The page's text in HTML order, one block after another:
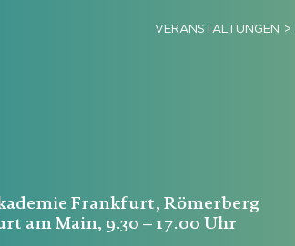
VERANSTALTUNGEN
Frankfurt, Römerberg
am Main, 9.30 – 17.00 Uhr